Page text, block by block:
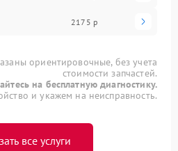
2175 р
ориентировочные, без учета
стоимости запчастей.
на бесплатную диагностику.
и укажем на неисправность.
все услуги